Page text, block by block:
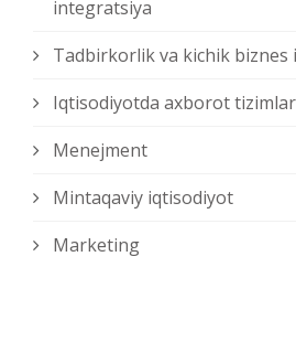
integratsiya
Tadbirkorlik va kichik biznes
Iqtisodiyotda axborot
Menejment
Mintaqaviy iqtisodiyot
Marketing